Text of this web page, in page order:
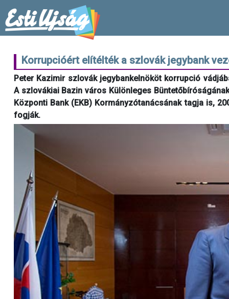
Korrupcióért elítélték a szlovák jegybank
Peter Kazimir szlovák jegybankelnököt korrupció
A szlovákiai Bazin város Különleges
Központi Bank (EKB) Kormányzótanácsának tagja is,
fogják.